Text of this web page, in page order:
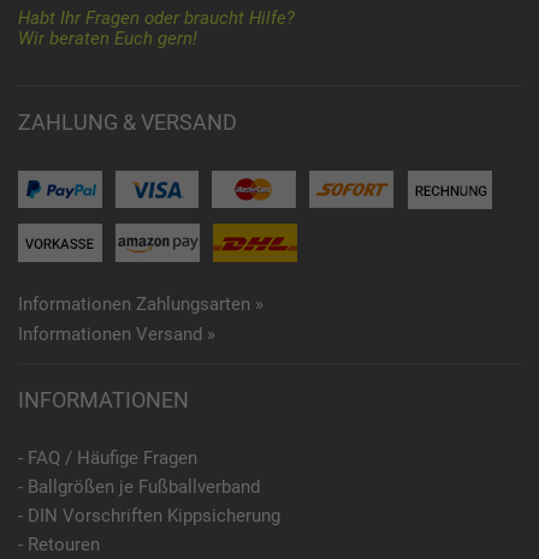
Habt Ihr Fragen oder braucht Hilfe?
Wir beraten Euch gern!
ZAHLUNG & VERSAND
Informationen Zahlungsarten »
Informationen Versand »
INFORMATIONEN
- FAQ / Häufige Fragen
- Ballgrößen je Fußballverband
- DIN Vorschriften Kippsicherung
- Retouren